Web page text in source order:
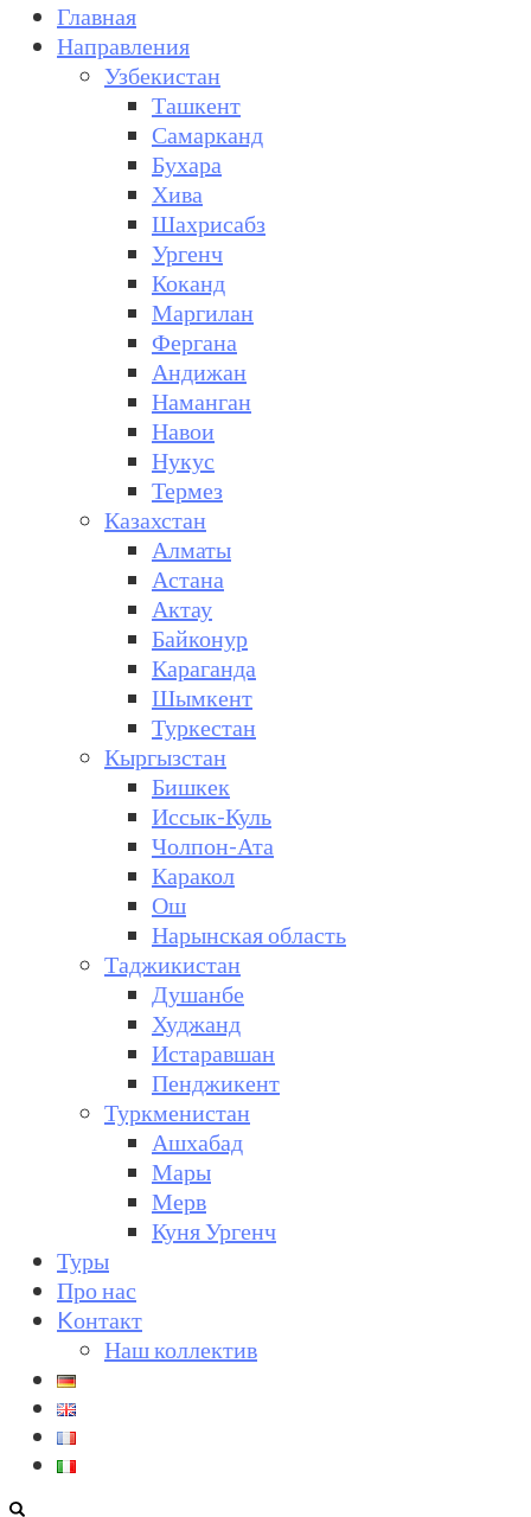
Главная
Направления
Узбекистан
Ташкент
Самарканд
Бухара
Хива
Шахрисабз
Ургенч
Коканд
Маргилан
Фергана
Андижан
Наманган
Навои
Нукус
Термез
Казахстан
Алматы
Астана
Актау
Байконур
Караганда
Шымкент
Туркестан
Кыргызстан
Бишкек
Иссык-Куль
Чолпон-Ата
Каракол
Ош
Нарынская область
Таджикистан
Душанбе
Худжанд
Истаравшан
Пенджикент
Туркменистан
Ашхабад
Мары
Мерв
Куня Ургенч
Туры
Про нас
Kонтакт
Наш коллектив